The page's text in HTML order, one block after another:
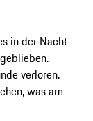
in der Nacht
verloren.
was am